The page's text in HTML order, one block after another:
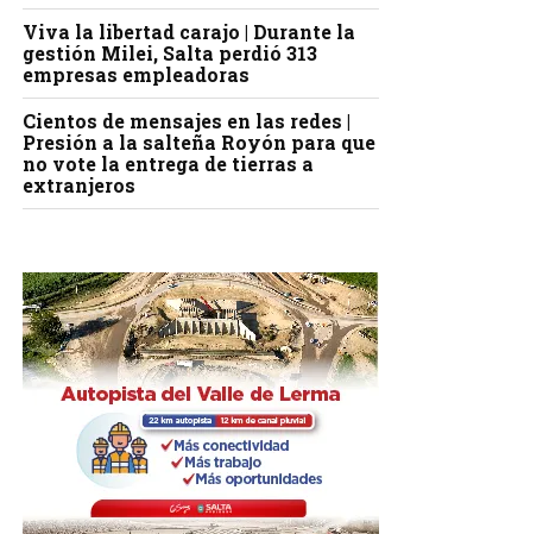
Viva la libertad carajo | Durante la
gestión Milei, Salta perdió 313
empresas empleadoras
Cientos de mensajes en las redes |
Presión a la salteña Royón para que
no vote la entrega de tierras a
extranjeros